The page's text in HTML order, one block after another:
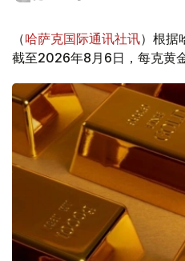
（哈萨克国际通讯社讯）根据
截至2026年8月6日，每克黄